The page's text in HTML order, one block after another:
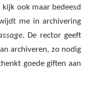
ook maar bedeesd
me in archivering
. De rector geeft
archiveren, zo nodig
goede giften aan